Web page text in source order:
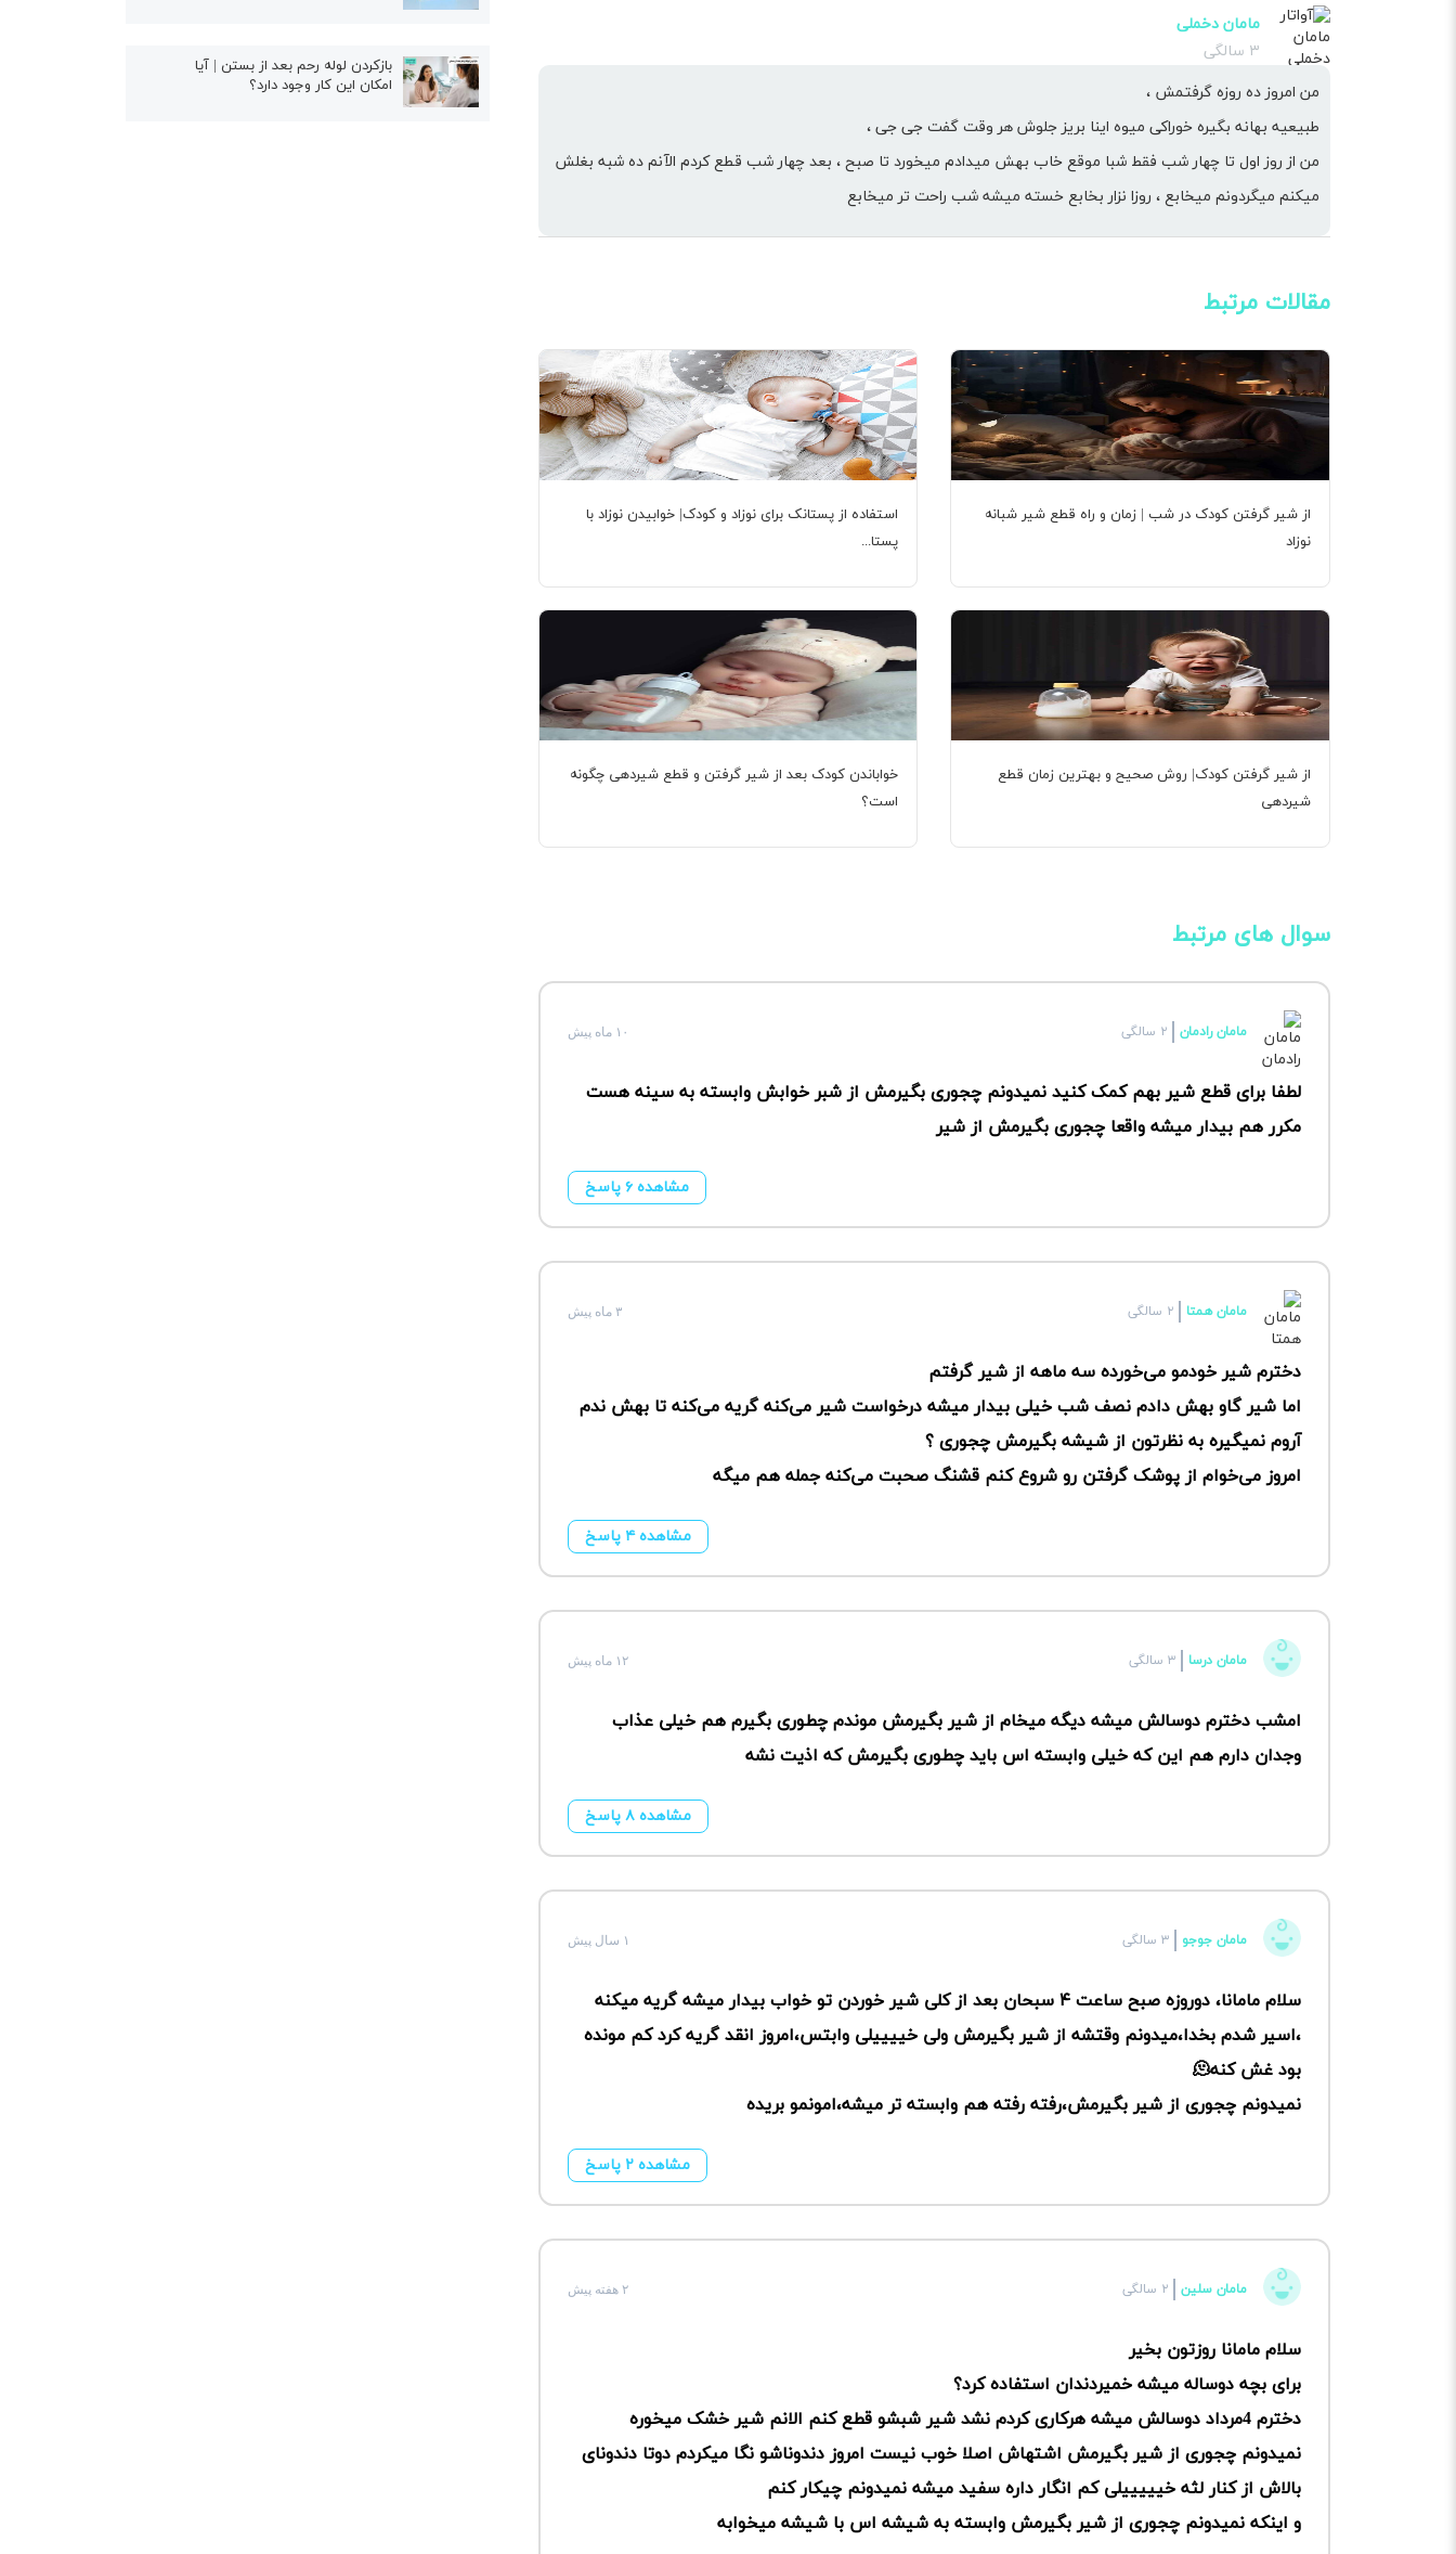
مامان دخملی
۳ سالگی
من امروز ده روزه گرفتمش ،
طبیعیه بهانه بگیره خوراکی میوه اینا بریز جلوش هر وقت گفت جی جی ،
من از روز اول تا چهار شب فقط شبا موقع خاب بهش میدادم میخورد تا صبح ، بعد چهار شب قطع کردم الآنم ده شبه بغلش
میکنم میگردونم میخابع ، روزا نزار بخابع خسته میشه شب راحت تر میخابع
مقالات مرتبط
استفاده از پستانک برای نوزاد و کودک| خوابیدن نوزاد با
پستا...
از شیر گرفتن کودک در شب | زمان و راه قطع شیر شبانه
نوزاد
خواباندن کودک بعد از شیر گرفتن و قطع شیردهی چگونه
است؟
از شیر گرفتن کودک| روش صحیح و بهترین زمان قطع
شیردهی
سوال های مرتبط
مامان رادمان ۲ سالگی ۱۰ ماه پیش
لطفا برای قطع شیر بهم کمک کنید نمیدونم چجوری بگیرمش از شبر خوابش وابسته به سینه هست
مکرر هم بیدار میشه واقعا چجوری بگیرمش از شیر
مشاهده ۶ پاسخ
مامان همتا ۲ سالگی ۳ ماه پیش
دخترم شیر خودمو می‌خورده سه ماهه از شیر گرفتم
اما شیر گاو بهش دادم نصف شب خیلی بیدار میشه درخواست شیر می‌کنه گریه می‌کنه تا بهش ندم
آروم نمیگیره به نظرتون از شیشه بگیرمش چجوری ؟
امروز می‌خوام از پوشک گرفتن رو شروع کنم قشنگ صحبت می‌کنه جمله هم میگه
مشاهده ۴ پاسخ
مامان درسا ۳ سالگی ۱۲ ماه پیش
امشب دخترم دوسالش میشه دیگه میخام از شیر بگیرمش موندم چطوری بگیرم هم خیلی عذاب
وجدان دارم هم این که خیلی وابسته اس باید چطوری بگیرمش که اذیت نشه
مشاهده ۸ پاسخ
مامان جوجو ۳ سالگی ۱ سال پیش
سلام مامانا، دوروزه صبح ساعت ۴ سبحان بعد از کلی شیر خوردن تو خواب بیدار میشه گریه میکنه
،اسیر شدم بخدا،میدونم وقتشه از شیر بگیرمش ولی خییییلی وابتس،امروز انقد گریه کرد کم مونده
بود غش کنه🫠
نمیدونم چجوری از شیر بگیرمش،رفته رفته هم وابسته تر میشه،امونمو بریده
مشاهده ۲ پاسخ
مامان سلین ۲ سالگی ۲ هفته پیش
سلام مامانا روزتون بخیر
برای بچه دوساله میشه خمیردندان استفاده کرد؟
دخترم 4مرداد دوسالش میشه هرکاری کردم نشد شیر شبشو قطع کنم الانم شیر خشک میخوره
نمیدونم چجوری از شیر بگیرمش اشتهاش اصلا خوب نیست امروز دندوناشو نگا میکردم دوتا دندونای
بالاش از کنار لثه خیییییلی کم انگار داره سفید میشه نمیدونم چیکار کنم
و اینکه نمیدونم چجوری از شیر بگیرمش وابسته به شیشه اس با شیشه میخوابه
بازکردن لوله رحم بعد از بستن | آیا
امکان این کار وجود دارد؟